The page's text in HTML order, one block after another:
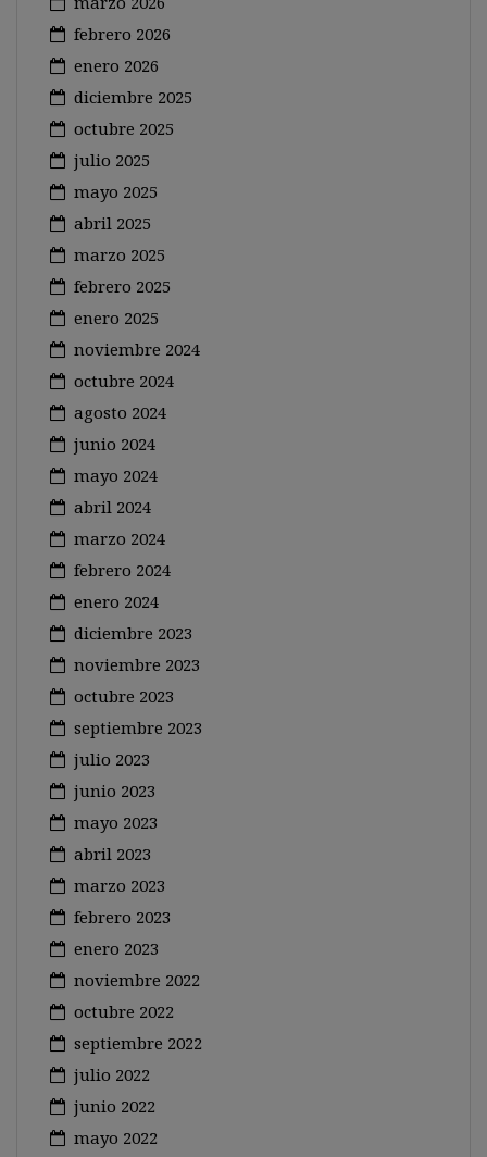
febrero 2026
enero 2026
diciembre 2025
octubre 2025
julio 2025
mayo 2025
abril 2025
marzo 2025
febrero 2025
enero 2025
noviembre 2024
octubre 2024
agosto 2024
junio 2024
mayo 2024
abril 2024
marzo 2024
febrero 2024
enero 2024
diciembre 2023
noviembre 2023
octubre 2023
septiembre 2023
julio 2023
junio 2023
mayo 2023
abril 2023
marzo 2023
febrero 2023
enero 2023
noviembre 2022
octubre 2022
septiembre 2022
julio 2022
junio 2022
mayo 2022